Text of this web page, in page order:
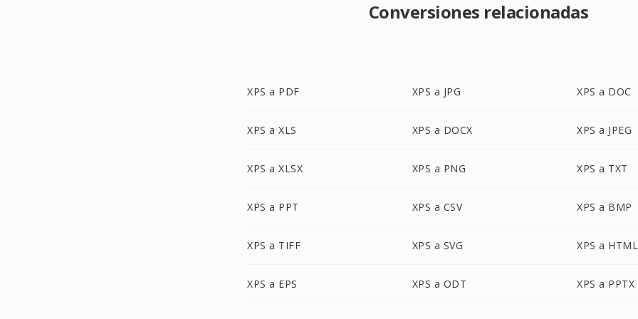
Conversiones relacionadas
XPS a PDF XPS a JPG XPS a DOC
XPS a XLS XPS a DOCX XPS a JPEG
XPS a XLSX XPS a PNG XPS a TXT
XPS a PPT XPS a CSV XPS a BMP
XPS a TIFF XPS a SVG XPS a HTML
XPS a EPS XPS a ODT XPS a PPTX